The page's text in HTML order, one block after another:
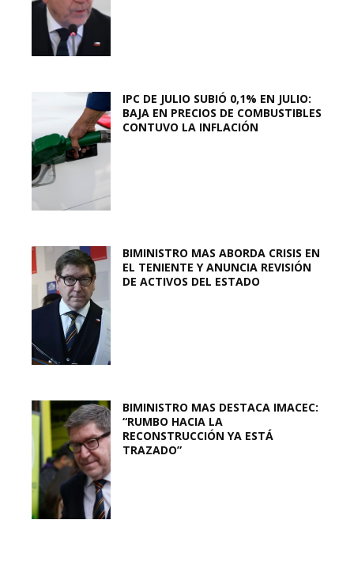
IPC DE JULIO SUBIÓ 0,1% EN JULIO:
BAJA EN PRECIOS DE COMBUSTIBLES
CONTUVO LA INFLACIÓN
BIMINISTRO MAS ABORDA CRISIS EN
EL TENIENTE Y ANUNCIA REVISIÓN
DE ACTIVOS DEL ESTADO
BIMINISTRO MAS DESTACA IMACEC:
“RUMBO HACIA LA
RECONSTRUCCIÓN YA ESTÁ
TRAZADO”